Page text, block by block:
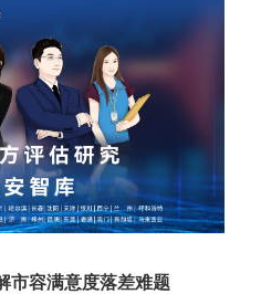
市容满意度落差难题